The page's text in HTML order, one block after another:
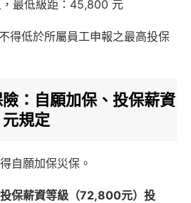
最低級距：45,800 元
得低於所屬員工申報之最高投保
：自願加保、投保薪資
規定
自願加保災保。
保薪資等級（72,800元）投